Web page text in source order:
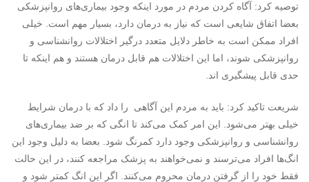
توصیه کرد: آگاه کردن مردم در مورد اینکه وجود بیماری‌های روانپزشکی
بعضا اتفاق شایعی است که نیاز به درمان دارد، بسیار مهم است. خیلی
افراد ممکن است به خاطر دلایل متعدد درگیر اختلالات روانشناسی و
روانپزشکی شوند، اما این اختلالات هم قابل درمان هستند و هم اینکه تا
حدی قابل پیشگیری اند.
شریعت تاکید کرد: باید به مردم این آگاهی را داد که با درمان شرایط
خیلی بهتر می‌شود. این امر کمک می‌کند تا انگی که بر ضد بیماری‌های
روانشناسی و روانپزشکی وجود دارد کمرنگ شود. بعضا به دلیل وجود این
انگ‌ها افراد می‌ترسند و نمی‌خواهند به پزشک مراجعه کنند، در این حالت
فقط خود را از گرفتن درمان محروم می‌کنند. اگر این انگ کمتر شود و